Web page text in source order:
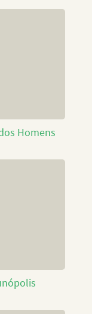
Homens